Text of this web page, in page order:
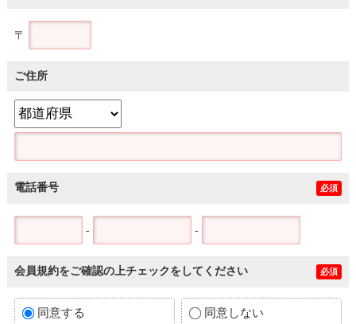
〒
ご住所
電話番号 必須
- -
会員規約をご確認の上チェックをしてください 必須
同意する 同意しない